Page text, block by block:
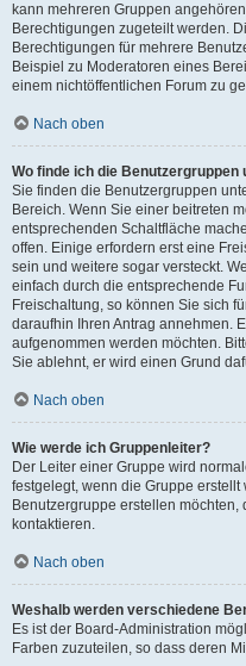
kann mehreren Gruppen
Berechtigungen zugeteilt werden.
Berechtigungen für mehrere
Beispiel zu Moderatoren eines
einem nichtöffentlichen Forum zu
Nach oben
Wo finde ich die Benutzergruppen
Sie finden die Benutzergruppen
Bereich. Wenn Sie einer beitreten
entsprechenden Schaltfläche
offen. Einige erfordern erst eine
sein und weitere sogar versteckt.
einfach durch die entsprechende
Freischaltung, so können Sie sich
daraufhin Ihren Antrag annehmen.
aufgenommen werden möchten.
Sie ablehnt, er wird einen Grund
Nach oben
Wie werde ich Gruppenleiter?
Der Leiter einer Gruppe wird
festgelegt, wenn die Gruppe
Benutzergruppe erstellen
kontaktieren.
Nach oben
Weshalb werden verschiedene
Es ist der Board-Administration
Farben zuzuteilen, so dass deren